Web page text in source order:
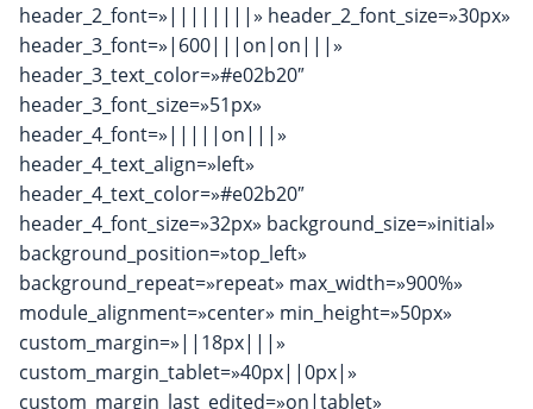
header_2_font=»||||||||» header_2_font_size=»30px»
header_3_font=»|600|||on|on|||»
header_3_text_color=»#e02b20″
header_3_font_size=»51px»
header_4_font=»|||||on|||»
header_4_text_align=»left»
header_4_text_color=»#e02b20″
header_4_font_size=»32px» background_size=»initial»
background_position=»top_left»
background_repeat=»repeat» max_width=»900%»
module_alignment=»center» min_height=»50px»
custom_margin=»||18px|||»
custom_margin_tablet=»40px||0px|»
custom_margin_last_edited=»on|tablet»